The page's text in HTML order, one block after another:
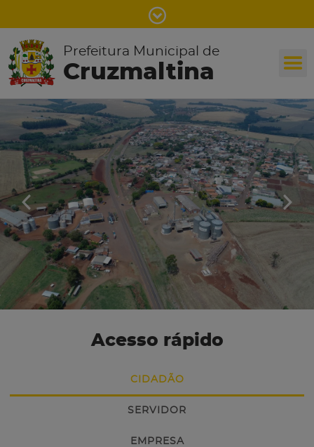
Prefeitura Municipal de
Cruzmaltina
Acesso rápido
CIDADÃO
SERVIDOR
EMPRESA